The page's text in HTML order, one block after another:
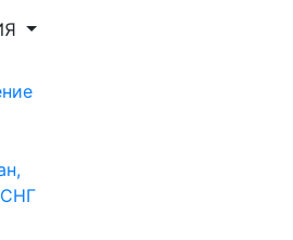
лучшей цены
2 буквы